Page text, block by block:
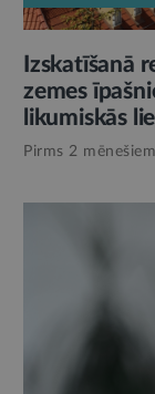
Izskatīšanā
zemes
likumiskās
Pirms 2